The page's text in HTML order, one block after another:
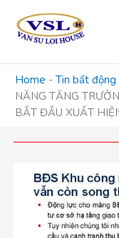
content
Home - Tin bất động
NĂNG TĂNG
BẮT ĐẦU XUẤT